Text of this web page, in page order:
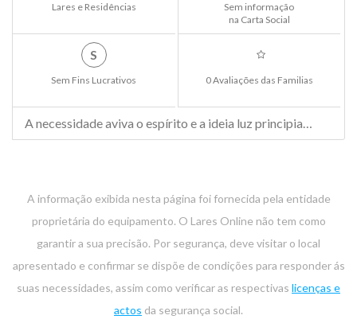
Lares e Residências
Sem informação
na Carta Social
S
Sem Fins Lucrativos 0 Avaliações das Familias
A necessidade aviva o espírito e a ideia luz principia…
A informação exibida nesta página foi fornecida pela entidade
proprietária do equipamento. O Lares Online não tem como
garantir a sua precisão. Por segurança, deve visitar o local
apresentado e confirmar se dispõe de condições para responder ás
suas necessidades, assim como verificar as respectivas licenças e
actos da segurança social.